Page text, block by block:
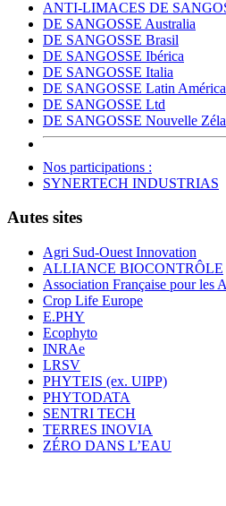
ANTI-LIMACES DE
DE SANGOSSE Australia
DE SANGOSSE Brasil
DE SANGOSSE Ibérica
DE SANGOSSE Italia
DE SANGOSSE Latin América
DE SANGOSSE Ltd
DE SANGOSSE Nouvelle
Nos participations :
SYNERTECH INDUSTRIAS
Autes sites
Agri Sud-Ouest Innovation
ALLIANCE BIOCONTRÔLE
Association Française pour les
Crop Life Europe
E.PHY
Ecophyto
INRAe
LRSV
PHYTEIS (ex. UIPP)
PHYTODATA
SENTRI TECH
TERRES INOVIA
ZÉRO DANS L’EAU